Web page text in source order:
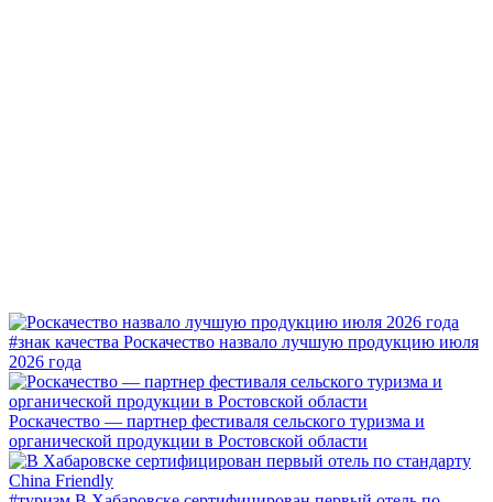
#знак качества Роскачество назвало лучшую продукцию июля
2026 года
Роскачество — партнер фестиваля сельского туризма и
органической продукции в Ростовской области